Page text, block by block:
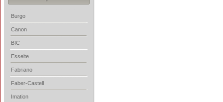
Burgo
Canon
BIC
Esselte
Fabriano
Faber-Castell
Imation